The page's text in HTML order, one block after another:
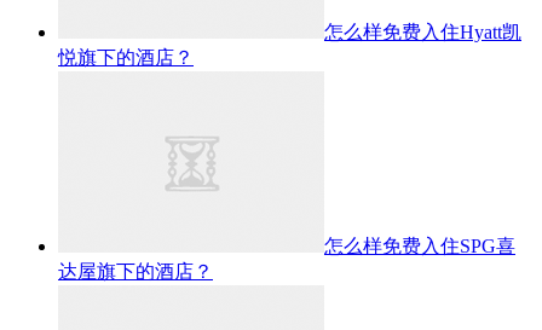
怎么样免费入住Hyatt凯
悦旗下的酒店？
怎么样免费入住SPG喜
达屋旗下的酒店？